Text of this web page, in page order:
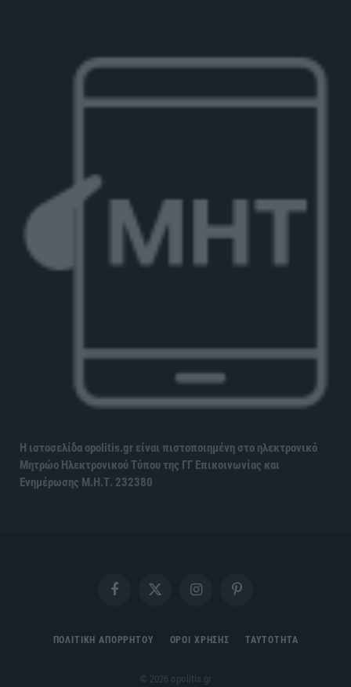
Η ιστοσελίδα opolitis.gr είναι πιστοποιημένη στο ηλεκτρονικό
Μητρώο Ηλεκτρονικού Τύπου της ΓΓ Επικοινωνίας και
Ενημέρωσης Μ.Η.Τ. 232380
FacebookX
InstagramPinterest
ΠΟΛΙΤΙΚΗ ΑΠΟΡΡΗΤΟΥ ΟΡΟΙ ΧΡΗΣΗΣ ΤΑΥΤΟΤΗΤΑ
© 2026 opolitis.gr